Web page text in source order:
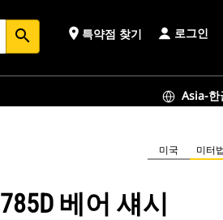
search place 특약점 찾기 로그인
Asia-한
미국 미터
785D 베어 섀시